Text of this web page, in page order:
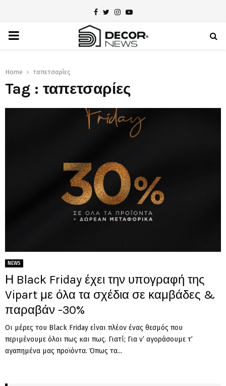
Facebook
TwitterInstagram
Youtube
PRIMARY
Home ταπετσαρίες
Tag : ταπετσαρίες
NEWS
Η Black Friday έχει την υπογραφή της
Vipart με όλα τα σχέδια σε καμβάδες &
παραβάν -30%
Οι μέρες του Black Friday είναι πλέον ένας θεσμός που
περιμένουμε όλοι πως και πως. Γιατί; Για ν’ αγοράσουμε τ’
αγαπημένα μας προϊόντα. Όπως τα...